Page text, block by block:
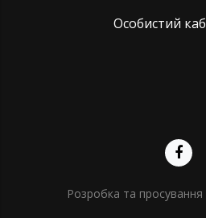
Особистий
Розробка та просування